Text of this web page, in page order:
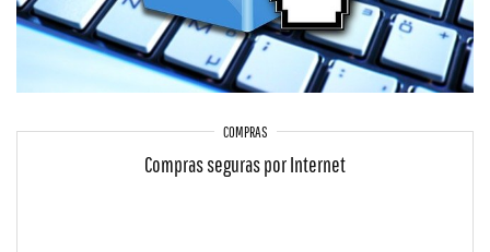
COMPRAS
Compras seguras por Internet